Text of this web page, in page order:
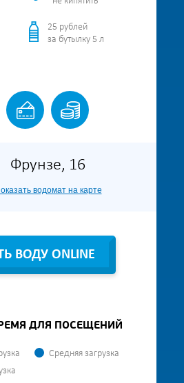
25 рублей
за бутылку 5 л
Фрунзе, 16
водомат на карте
ВОДУ ONLINE
ДЛЯ ПОСЕЩЕНИЙ
Средняя загрузка